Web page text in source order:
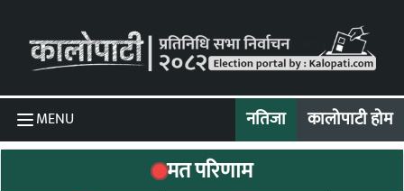
MENU नतिजा कालोपाटी होम
मत परिणाम